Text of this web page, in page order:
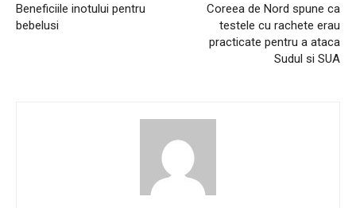
Beneficiile inotului pentru
bebelusi
Coreea de Nord spune ca
testele cu rachete erau
practicate pentru a ataca
Sudul si SUA